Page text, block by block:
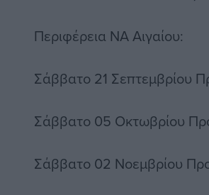
Περιφέρεια ΝΑ Αιγαίου:
Σάββατο 21 Σεπτεμβρίου
Σάββατο 05 Οκτωβρίου
Σάββατο 02 Νοεμβρίου